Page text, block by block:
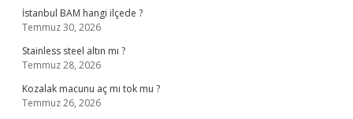
İstanbul BAM hangi ilçede ?
Temmuz 30, 2026
Stainless steel altın mı ?
Temmuz 28, 2026
Kozalak macunu aç mı tok mu ?
Temmuz 26, 2026